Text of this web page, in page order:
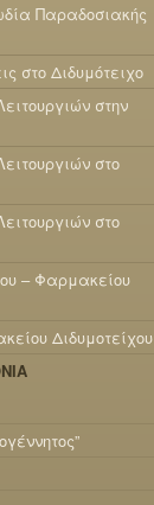
Παραδοσιακής
στο Διδυμότειχο
στην
στο
στο
– Φαρμακείου
Διδυμοτείχου